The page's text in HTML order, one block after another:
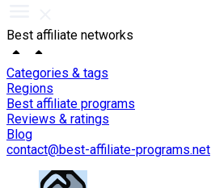
Best affiliate networks
Categories & tags
Regions
Best affiliate programs
Reviews & ratings
Blog
contact@best-affiliate-programs.net